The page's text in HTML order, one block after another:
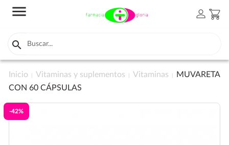
menu person shopping_cart

Inicio Vitaminas y suplementos Vitaminas
MUVARETA
CON 60 CÁPSULAS
-42%